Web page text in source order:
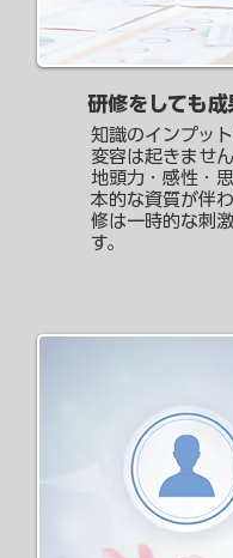
研修をしても
知識のインプッ
変容は起きません
地頭力・感性・
本的な資質が伴
修は一時的な刺
す。